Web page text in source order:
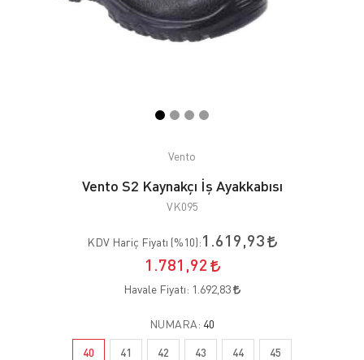
Vento
Vento S2 Kaynakçı İş Ayakkabısı
VK095
KDV Hariç Fiyatı (%10):1.619,93
1.781,92
Havale Fiyatı: 1.692,83
NUMARA: 40
40 41 42 43 44 45